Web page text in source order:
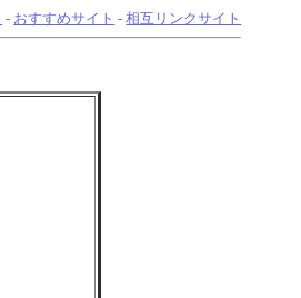
- おすすめサイト -相互リンクサイト